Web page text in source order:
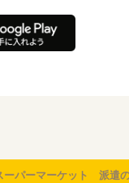
パーマーケット 派遣